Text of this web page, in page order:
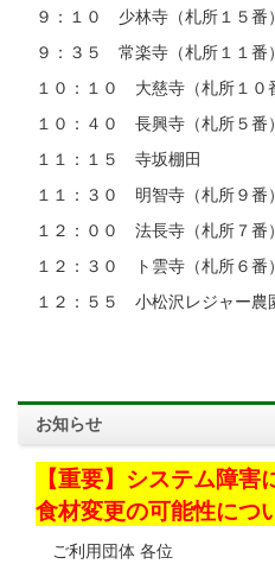
９：１０ 少林寺（札所１５番）
９：３５ 常楽寺（札所１１番）
１０：１０ 大慈寺（札所１０
１０：４０ 長興寺（札所５番）
１１：１５ 寺坂棚田
１１：３０ 明智寺（札所９番）
１２：００ 法長寺（札所７番）
１２：３０ ト雲寺（札所６番）
１２：５５ 小松沢レジャー
お知らせ
【重要】システム障害
食材変更の可能性につ
ご利用団体 各位